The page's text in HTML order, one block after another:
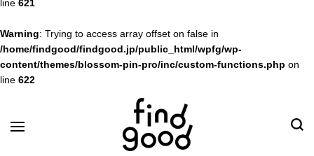
line 621
Warning: Trying to access array offset on false in
/home/findgood/findgood.jp/public_html/wpfg/wp-
content/themes/blossom-pin-pro/inc/custom-functions.php on
line 622